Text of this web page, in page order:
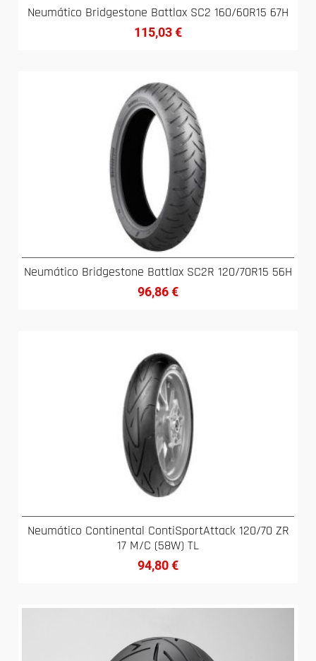
Neumático Bridgestone Battlax SC2 160/60R15 67H
115,03€
Neumático Bridgestone Battlax SC2R 120/70R15 56H
96,86€
Neumático Continental ContiSportAttack 120/70 ZR
17 M/C (58W) TL
94,80€